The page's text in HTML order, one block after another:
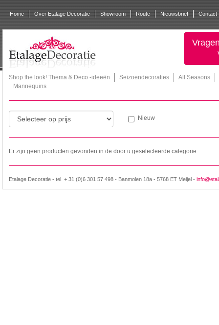
Home Over Etalage Decoratie Showroom Route Nieuwsbrief Contact
Shop the look! Thema & Deco -ideeën Seizoendecoraties
All Seasons
Mannequins
Nieuw
Er zijn geen producten gevonden in de door u geselecteerde categorie
Etalage Decoratie - tel. + 31 (0)6 301 57 498 - Banmolen 18a - 5768 ET Meijel -